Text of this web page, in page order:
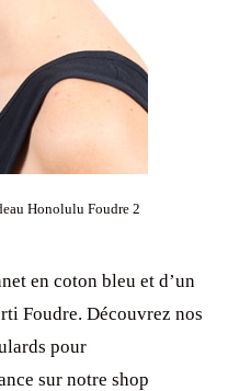
Honolulu Foudre 2
en coton bleu et d’un
Foudre. Découvrez nos
pour
sur notre shop